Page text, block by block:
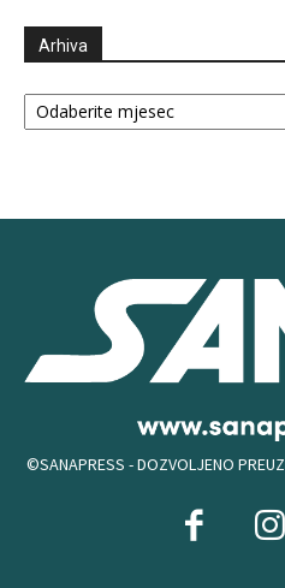
Arhiva
Arhiva
©SANAPRESS - DOZVOLJENO